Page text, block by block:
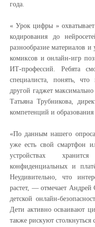
года.
« Урок цифры »
кодирования до
разнообразие материалов
комиксов и онлайн-игр
ИТ-профессий. Ребята
специалиста, понять,
другой гаджет
Татьяна Трубникова,
компетенций и
«По данным нашего
уже есть свой смартфон
устройствах
конфиденциальных и
Неудивительно, что
растет, — отмечает Андрей
детской онлайн-
Дети активно осваивают
также рискуют